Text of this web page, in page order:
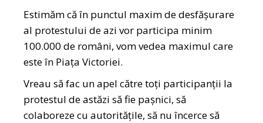
Estimăm că în punctul maxim de desfășurare
al protestului de azi vor participa minim
100.000 de români, vom vedea maximul care
este în Piața Victoriei.
Vreau să fac un apel către toți participanții la
protestul de astăzi să fie pașnici, să
colaboreze cu autoritățile, să nu încerce să